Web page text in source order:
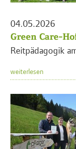
04.05.2026
Green Care-
Reitpädagogik
weiterlesen